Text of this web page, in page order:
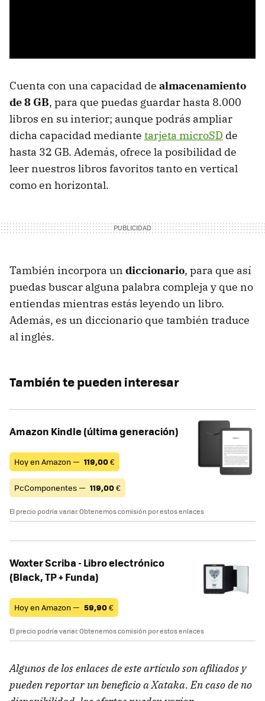
Cuenta con una capacidad de almacenamiento
de 8 GB, para que puedas guardar hasta 8.000
libros en su interior; aunque podrás ampliar
dicha capacidad mediante tarjeta microSD de
hasta 32 GB. Además, ofrece la posibilidad de
leer nuestros libros favoritos tanto en vertical
como en horizontal.
También incorpora un diccionario, para que así
puedas buscar alguna palabra compleja y que no
entiendas mientras estás leyendo un libro.
Además, es un diccionario que también traduce
al inglés.
También te pueden interesar
Amazon Kindle (última generación)
Hoy en Amazon — 119,00€
PcComponentes — 119,00€
El precio podría variar. Obtenemos comisión por estos enlaces
Woxter Scriba - Libro electrónico
(Black, TP + Funda)
Hoy en Amazon — 59,90€
El precio podría variar. Obtenemos comisión por estos enlaces
Algunos de los enlaces de este artículo son afiliados y
pueden reportar un beneficio a Xataka. En caso de no